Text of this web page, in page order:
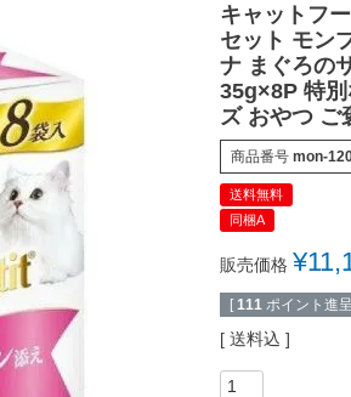
キャットフ
セット モン
ナ まぐろの
35g×8P 特
ズ おやつ ご
商品番号 mon-
送料無料
同梱A
販売価格 ¥
[ 111 ポイント進
送料込